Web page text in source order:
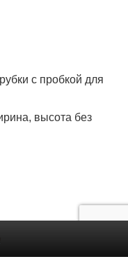
с пробкой для
высота без